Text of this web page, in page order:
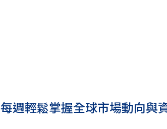
每週輕鬆掌握全球市場動向與